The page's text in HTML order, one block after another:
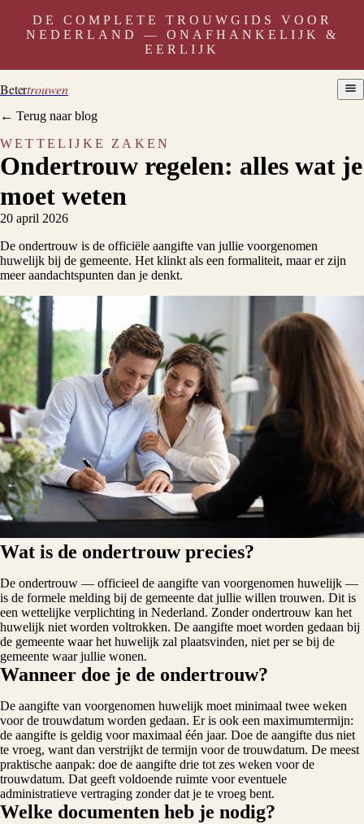
DE COMPLETE TROUWGIDS VOOR
NEDERLAND — ONAFHANKELIJK &
EERLIJK
Betertrouwen
← Terug naar blog
WETTELIJKE ZAKEN
Ondertrouw regelen: alles wat je
moet weten
20 april 2026
De ondertrouw is de officiële aangifte van jullie voorgenomen
huwelijk bij de gemeente. Het klinkt als een formaliteit, maar er zijn
meer aandachtspunten dan je denkt.
Wat is de ondertrouw precies?
De ondertrouw — officieel de aangifte van voorgenomen huwelijk —
is de formele melding bij de gemeente dat jullie willen trouwen. Dit is
een wettelijke verplichting in Nederland. Zonder ondertrouw kan het
huwelijk niet worden voltrokken. De aangifte moet worden gedaan bij
de gemeente waar het huwelijk zal plaatsvinden, niet per se bij de
gemeente waar jullie wonen.
Wanneer doe je de ondertrouw?
De aangifte van voorgenomen huwelijk moet minimaal twee weken
voor de trouwdatum worden gedaan. Er is ook een maximumtermijn:
de aangifte is geldig voor maximaal één jaar. Doe de aangifte dus niet
te vroeg, want dan verstrijkt de termijn voor de trouwdatum. De meest
praktische aanpak: doe de aangifte drie tot zes weken voor de
trouwdatum. Dat geeft voldoende ruimte voor eventuele
administratieve vertraging zonder dat je te vroeg bent.
Welke documenten heb je nodig?